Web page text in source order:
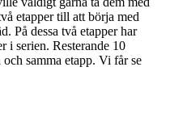
etapper till att börja med
På dessa två etapper har
i serien. Resterande 10
samma etapp. Vi får se